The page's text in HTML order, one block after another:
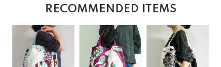
RECOMMENDED ITEMS